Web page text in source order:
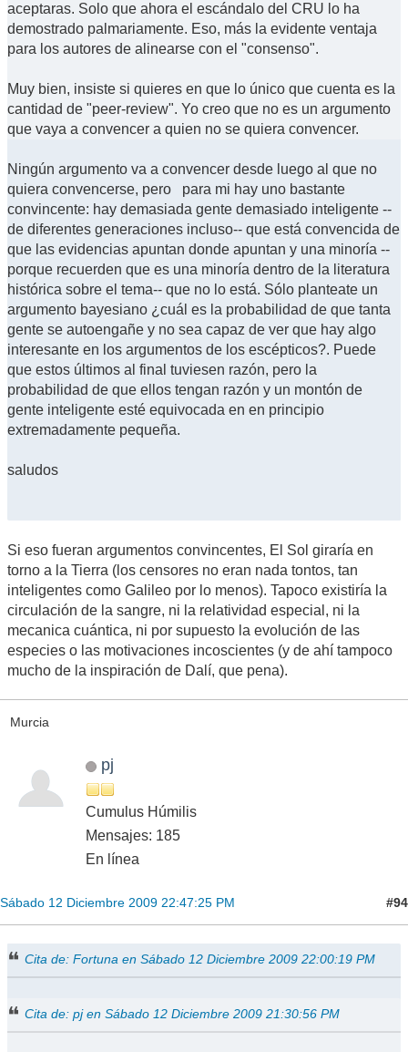
aceptaras. Solo que ahora el escándalo del CRU lo ha
demostrado palmariamente. Eso, más la evidente ventaja
para los autores de alinearse con el "consenso".
Muy bien, insiste si quieres en que lo único que cuenta es la
cantidad de "peer-review". Yo creo que no es un argumento
que vaya a convencer a quien no se quiera convencer.
Ningún argumento va a convencer desde luego al que no
quiera convencerse, pero para mi hay uno bastante
convincente: hay demasiada gente demasiado inteligente --
de diferentes generaciones incluso-- que está convencida de
que las evidencias apuntan donde apuntan y una minoría --
porque recuerden que es una minoría dentro de la literatura
histórica sobre el tema-- que no lo está. Sólo planteate un
argumento bayesiano ¿cuál es la probabilidad de que tanta
gente se autoengañe y no sea capaz de ver que hay algo
interesante en los argumentos de los escépticos?. Puede
que estos últimos al final tuviesen razón, pero la
probabilidad de que ellos tengan razón y un montón de
gente inteligente esté equivocada en en principio
extremadamente pequeña.
saludos
Si eso fueran argumentos convincentes, El Sol giraría en
torno a la Tierra (los censores no eran nada tontos, tan
inteligentes como Galileo por lo menos). Tapoco existiría la
circulación de la sangre, ni la relatividad especial, ni la
mecanica cuántica, ni por supuesto la evolución de las
especies o las motivaciones incoscientes (y de ahí tampoco
mucho de la inspiración de Dalí, que pena).
Murcia
pj
Cumulus Húmilis
Mensajes: 185
En línea
Sábado 12 Diciembre 2009 22:47:25 PM #94
Cita de: Fortuna en Sábado 12 Diciembre 2009 22:00:19 PM
Cita de: pj en Sábado 12 Diciembre 2009 21:30:56 PM